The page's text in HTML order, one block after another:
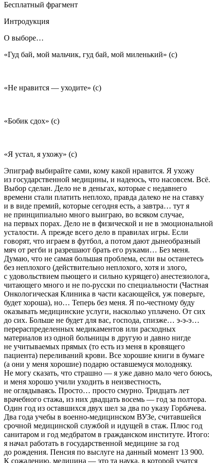
Бесплатный фрагмент
Интродукция
О выборе…
«Гуд бай, мой мальчик, гуд бай, мой миленький» (с)
«Не нравится — уходите» (с)
«Бобик сдох» (с)
«Я устал, я ухожу» (с)
Эпиграф выбирайте сами, кому какой нравится. Я ухожу
из государственной медицины, и надеюсь, что насовсем. Всё.
Выбор сделан. Дело не в деньгах, которые с недавнего
времени стали платить неплохо, правда далеко не на ставку
и в виде премий, которые сегодня есть, а завтра… тут я
не принципиально много выиграю, во всяком случае,
на первых порах. Дело не в физической и не в эмоциональной
усталости. А прежде всего дело в правилах игры. Если
говорят, что играем в футбол, а потом дают дынеобразный
мяч от регби и разрешают брать его руками… Без меня.
Думаю, что не самая большая проблема, если вы останетесь
без неплохого (действительно неплохого, хотя и злого,
с удовольствием пьющего и сильно курящего) анестезиолога,
читающего много и не по-русски по специальности (Частная
Онкологическая Клиника в части касающейся, уж поверьте,
будет хороша), но… Теперь без меня. Я по-честному буду
оказывать медицинские услуги, насколько уплачено. От сих
до сих. Больше не будет для вас, господа, спизже… э-э-э…
перераспределенных медикаментов или расходных
материалов из одной больницы в другую и давно нигде
не учитываемых прямых (то есть из меня в кровящего
пациента) переливаний крови. Все хорошие книги в бумаге
(а они у меня хорошие) подарю оставшемуся молодняку.
Не могу сказать, что страшно — я уже давно мало чего боюсь,
и меня хорошо учили уходить в неизвестность,
не оглядываясь. Просто… просто смурно. Тридцать лет
врачебного стажа, из них двадцать восемь — год за полтора.
Один год из оставшихся двух шел за два по указу Горбачева.
Два года учебы в военно-медицинском ВУЗе, считавшейся
срочной медицинской службой и идущей в стаж. Плюс год
санитаром и год медбратом в гражданском институте. Итого:
я начал работать в государственной медицине за год
до рождения. Пенсия по выслуге на данный момент 13 900.
К сожалению, медицина — это та наука, в которой учатся